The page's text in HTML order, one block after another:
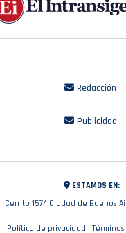
Redacción
Publicidad
ESTAMOS EN:
Cerrito 1574 Ciudad de Buenos
Política de privacidad |